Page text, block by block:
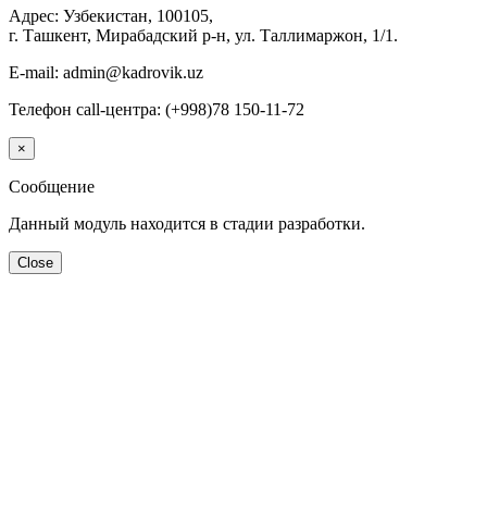
Адрес: Узбекистан, 100105,
г. Ташкент, Мирабадский р-н, ул. Таллимаржон, 1/1.
E-mail: admin@kadrovik.uz
Телефон call-центра: (+998)78 150-11-72
×
Сообщение
Данный модуль находится в стадии разработки.
Close